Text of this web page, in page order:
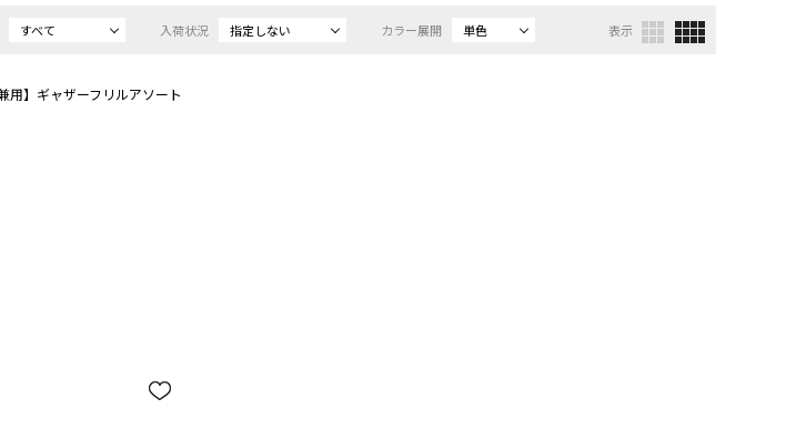
すべて 入荷状況 指定しない カラー展開 単色 表示